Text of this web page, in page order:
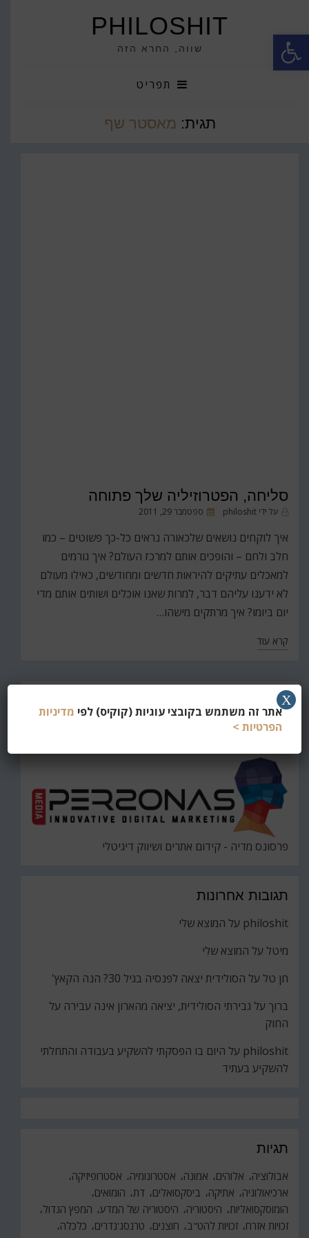
פתח סרגל נגישות PHILOSHIT
שווה, החרא הזה
תפריט
תגית: מאסטר שף
סליחה, הפטרוזיליה שלך פתוחה
על ידי philoshit
פורסםספטמבר 29, 2011
איך לוקחים נושאים שלכאורה נראים כל-כך פשוטים – כמו
חלב ולחם – והופכים אותם למרכז העולם? איך גורמים
למאכלים עתיקים להיראות חדשים ומחודשים, כאילו מעולם
לא ידענו עליהם דבר, למרות שאנו אוכלים ושותים אותם מדי
יום ביומו? איך מרתקים מישהו…
קרא עוד
חפש
את
פרסונס מדיה - קידום אתרים ושיווק דיגיטלי
תגובות אחרונות
philoshit על המוצא שלי
מיטל על המוצא שלי
חן טל על הסולידית יצאה לפנסיה בגיל 30? הנה הקאץ'
ברוך על גבירתי הסולידית, יציאה מהארון אינה עבירה על
החוק
philoshit על היום בו הפסקתי להשקיע בעבודה והתחלתי
להשקיע בעתיד
תגיות
אבולוציה אלוהים אמונה אסטרונומיה
אסטרופיזיקה
ארכיאולוגיה
אתיקה ביסקסואלים דת הומואים
הומוסקסואליות היסטוריה היסטוריה של המדע המפץ הגדול
זכויות אזרח זכויות להט"ב חוצנים טרנסג'נדרים
כלכלה
אתר זה משתמש בקובצי עוגיות (קוקיס) לפי מדיניות
הפרטיות >
X